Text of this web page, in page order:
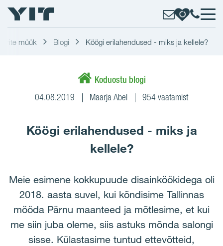
müük Blogi Köögi erilahendused - miks ja kellele?
Koduostu blogi
04.08.2019 Maarja Abel 954 vaatamist
Köögi erilahendused - miks ja
kellele?
Meie esimene kokkupuude disainköökidega oli
2018. aasta suvel, kui kõndisime Tallinnas
mööda Pärnu maanteed ja mõtlesime, et kui
me siin juba oleme, siis astuks mõnda salongi
sisse. Külastasime tuntud ettevõtteid,